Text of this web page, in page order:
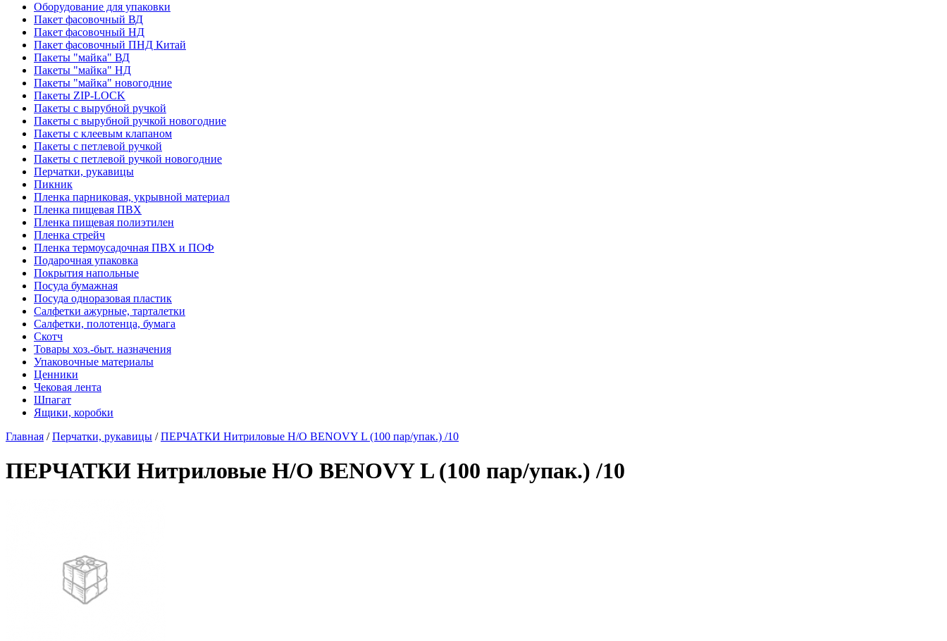
Оборудование для упаковки
Пакет фасовочный ВД
Пакет фасовочный НД
Пакет фасовочный ПНД Китай
Пакеты "майка" ВД
Пакеты "майка" НД
Пакеты "майка" новогодние
Пакеты ZIP-LOCK
Пакеты с вырубной ручкой
Пакеты с вырубной ручкой новогодние
Пакеты с клеевым клапаном
Пакеты с петлевой ручкой
Пакеты с петлевой ручкой новогодние
Перчатки, рукавицы
Пикник
Пленка парниковая, укрывной материал
Пленка пищевая ПВХ
Пленка пищевая полиэтилен
Пленка стрейч
Пленка термоусадочная ПВХ и ПОФ
Подарочная упаковка
Покрытия напольные
Посуда бумажная
Посуда одноразовая пластик
Салфетки ажурные, тарталетки
Салфетки, полотенца, бумага
Скотч
Товары хоз.-быт. назначения
Упаковочные материалы
Ценники
Чековая лента
Шпагат
Ящики, коробки
Главная /Перчатки, рукавицы /ПЕРЧАТКИ Нитриловые Н/О BENOVY L (100 пар/упак.) /10
ПЕРЧАТКИ Нитриловые Н/О BENOVY L (100 пар/упак.) /10